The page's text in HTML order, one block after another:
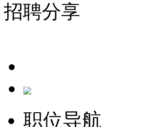
招聘分享
职位导航